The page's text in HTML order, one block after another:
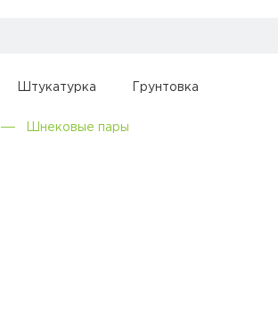
Штукатурка Грунтовка
Шнековые пары